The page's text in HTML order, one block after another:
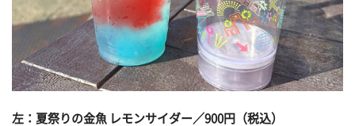
左：夏祭りの金魚 レモンサイダー／900円（税込）